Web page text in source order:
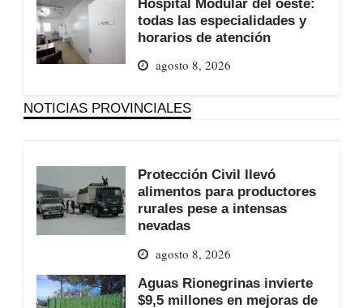
Hospital Modular del oeste:
todas las especialidades y
horarios de atención
agosto 8, 2026
NOTICIAS PROVINCIALES
Protección Civil llevó
alimentos para productores
rurales pese a intensas
nevadas
agosto 8, 2026
Aguas Rionegrinas invierte
$9,5 millones en mejoras de